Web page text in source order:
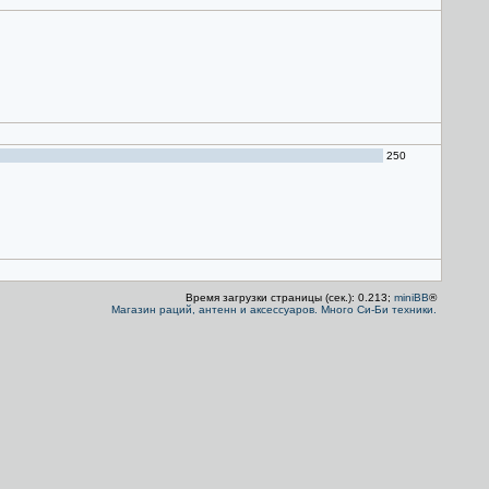
250
Время загрузки страницы (сек.): 0.213; miniBB®
Магазин раций, антенн и аксессуаров. Много Си-Би техники.